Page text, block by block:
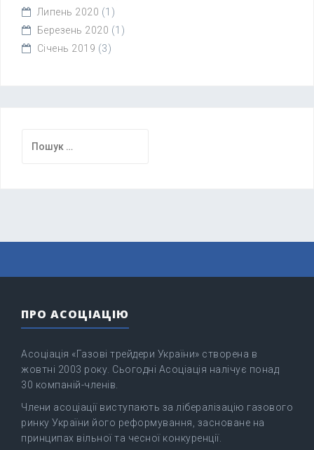
Липень 2020 (1)
Березень 2020 (1)
Січень 2019 (3)
ПРО АСОЦІАЦІЮ
Асоціація «Газові трейдери України» створена в
жовтні 2003 року. Сьогодні Асоціація налічує понад
30 компаній-членів.
Члени асоціації виступають за лібералізацію газового
ринку України його реформування, засноване на
принципах вільної та чесної конкуренції.